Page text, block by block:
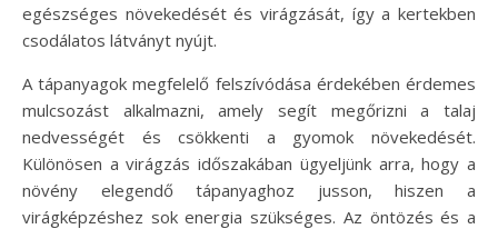
egészséges növekedését és virágzását, így a kertekben
csodálatos látványt nyújt.
A tápanyagok megfelelő felszívódása érdekében érdemes
mulcsozást alkalmazni, amely segít megőrizni a talaj
nedvességét és csökkenti a gyomok növekedését.
Különösen a virágzás időszakában ügyeljünk arra, hogy a
növény elegendő tápanyaghoz jusson, hiszen a
virágképzéshez sok energia szükséges. Az öntözés és a